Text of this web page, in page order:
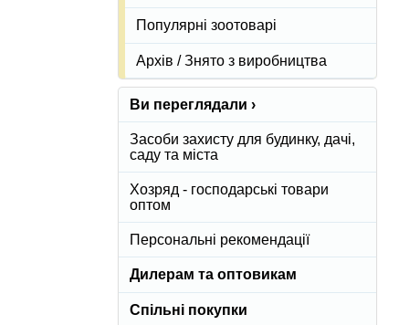
Популярні зоотоварі
Архів / Знято з виробництва
Ви переглядали ›
Засоби захисту для будинку, дачі,
саду та міста
Хозряд - господарські товари
оптом
Персональні рекомендації
Дилерам та оптовикам
Спільні покупки